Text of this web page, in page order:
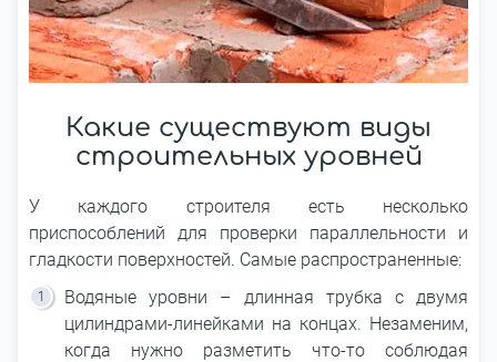
Какие существуют виды
строительных уровней
У каждого строителя есть несколько
приспособлений для проверки параллельности и
гладкости поверхностей. Самые распространенные:
Водяные уровни – длинная трубка с двумя
цилиндрами-линейками на концах. Незаменим,
когда нужно разметить что-то соблюдая